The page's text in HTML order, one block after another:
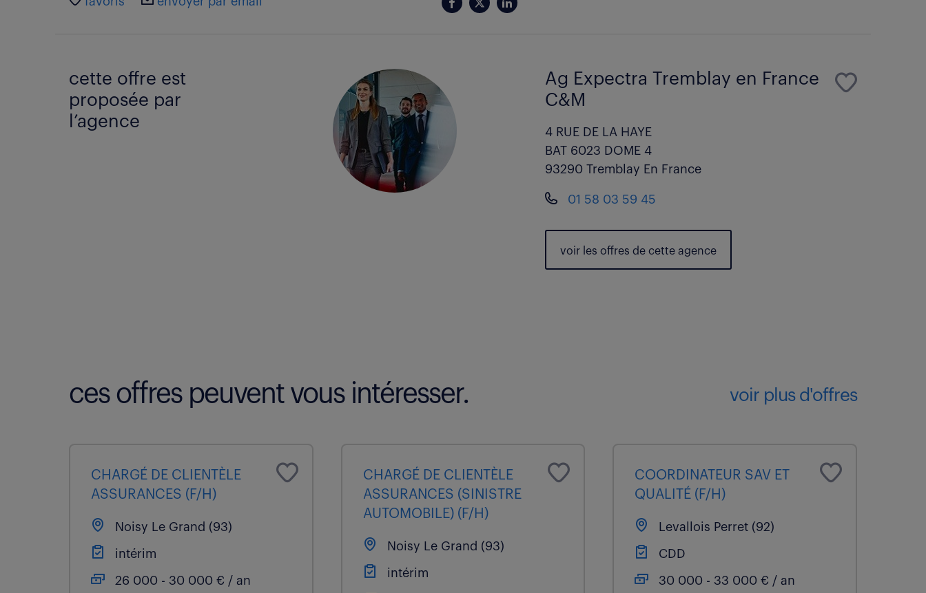
cette offre est
proposée par
l’agence
Ag Expectra Tremblay en France
C&M
4 RUE DE LA HAYE
BAT 6023 DOME 4
93290 Tremblay En France
01 58 03 59 45
voir les offres de cette agence
ces offres peuvent vous intéresser. voir plus d'offres
CHARGÉ DE CLIENTÈLE
ASSURANCES (F/H)
Noisy Le Grand (93)
intérim
26 000 - 30 000 € / an
CHARGÉ DE CLIENTÈLE
ASSURANCES (SINISTRE
AUTOMOBILE) (F/H)
Noisy Le Grand (93)
intérim
COORDINATEUR SAV ET
QUALITÉ (F/H)
Levallois Perret (92)
CDD
30 000 - 33 000 € / an